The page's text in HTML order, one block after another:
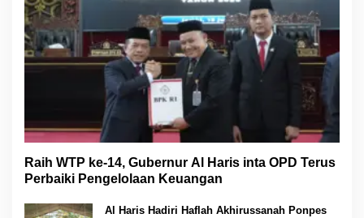
Raih WTP ke-14, Gubernur Al Haris inta OPD Terus
Perbaiki Pengelolaan Keuangan
Al Haris Hadiri Haflah Akhirussanah Ponpes